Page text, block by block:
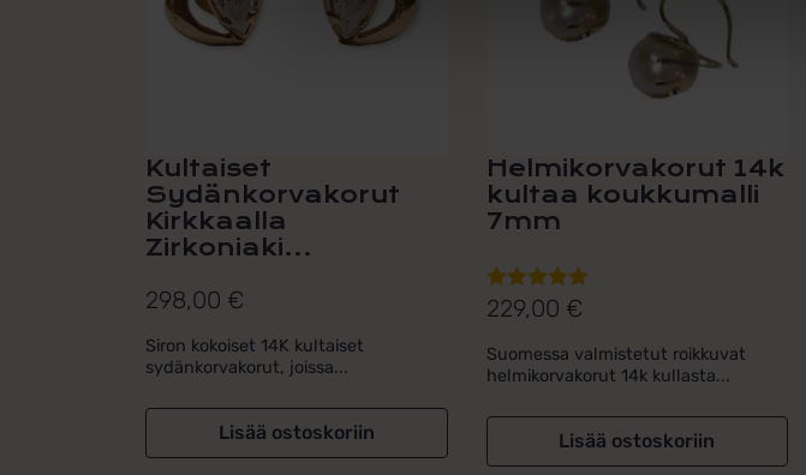
Kultaiset
Sydänkorvakorut
Kirkkaalla
Zirkoniaki...
298,00 €
Siron kokoiset 14K kultaiset
sydänkorvakorut, joissa...
Lisää ostoskoriin
Helmikorvakorut 14k
kultaa koukkumalli
7mm
Arvostelu
5.00/ 5
229,00 €
Suomessa valmistetut roikkuvat
helmikorvakorut 14k kullasta...
Lisää ostoskoriin